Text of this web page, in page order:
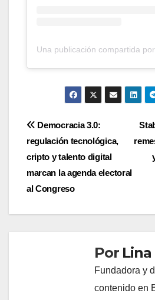
Una publicación compartida
Navegación
de
entradas
Democracia 3.0:
regulación tecnológica,
cripto y talento digital
marcan la agenda electoral
al Congreso
Por Lina
Fundadora y
contenido en